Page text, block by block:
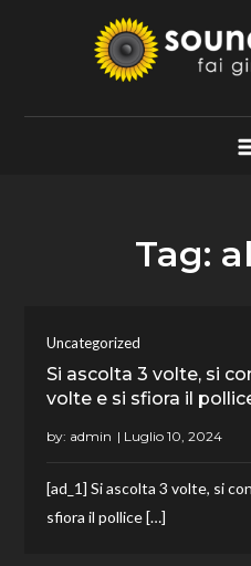
Soundflower.it
Fai Girare Musica
Tag:
Uncategorized
Si ascolta 3 volte, si
volte e si sfiora il
by: admin
[ad_1] Si ascolta 3 volte, si
sfiora il pollice […]